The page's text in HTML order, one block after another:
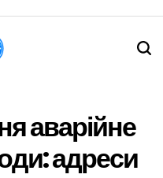
аварійне
адреси